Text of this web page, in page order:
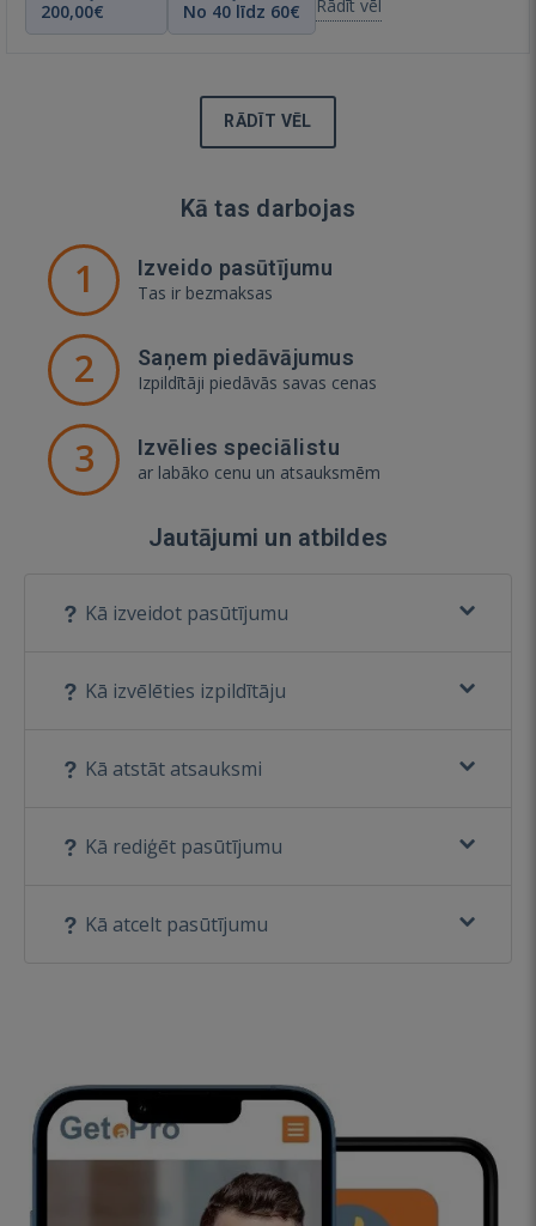
200,00€ No 40 līdz 60€ Rādīt vēl
RĀDĪT VĒL
Kā tas darbojas
1 Izveido pasūtījumu
Tas ir bezmaksas
2 Saņem piedāvājumus
Izpildītāji piedāvās savas cenas
3 Izvēlies speciālistu
ar labāko cenu un atsauksmēm
Jautājumi un atbildes
Kā izveidot pasūtījumu
Kā izvēlēties izpildītāju
Kā atstāt atsauksmi
Kā rediģēt pasūtījumu
Kā atcelt pasūtījumu